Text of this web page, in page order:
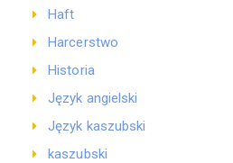
Haft
Harcerstwo
Historia
Język angielski
Język kaszubski
kaszubski